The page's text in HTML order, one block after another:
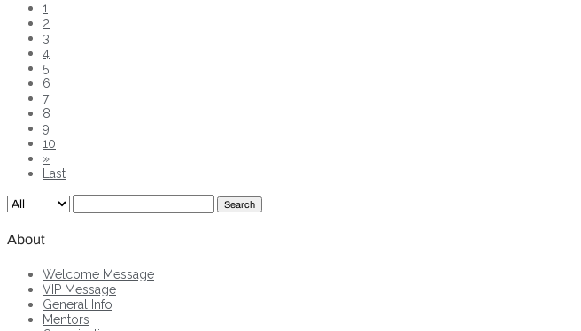
1
2
3
4
5
6
7
8
9
10
»
Last
Search
About
Welcome Message
VIP Message
General Info
Mentors